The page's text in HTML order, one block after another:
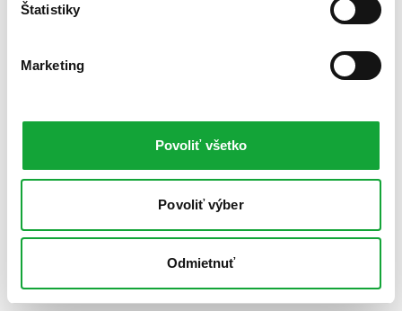
Štatistiky
Marketing
Povoliť všetko
Povoliť výber
Odmietnuť